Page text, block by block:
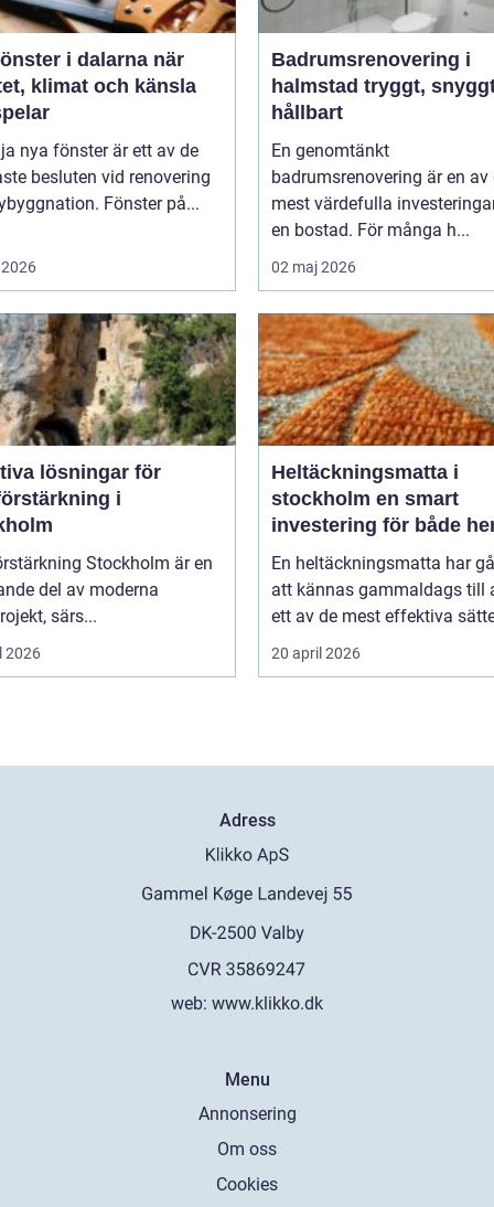
i dalarna när
klimat och känsla
nya fönster är ett av de
besluten vid renovering
Fönster på...
Badrumsrenovering i
halmstad tryggt, snyggt och
hållbart
En genomtänkt
badrumsrenovering är en av
mest värdefulla
en bostad. För många h...
02 maj 2026
lösningar för
i
Stockholm är en
del av moderna
särs...
2026
Heltäckningsmatta i
stockholm en smart
investering för både
och kontor
En heltäckningsmatta har
att kännas gammaldags till
ett av de mest effektiva
20 april 2026
Adress
web: www.klikko.dk
Menu
Annonsering
Om oss
Cookies